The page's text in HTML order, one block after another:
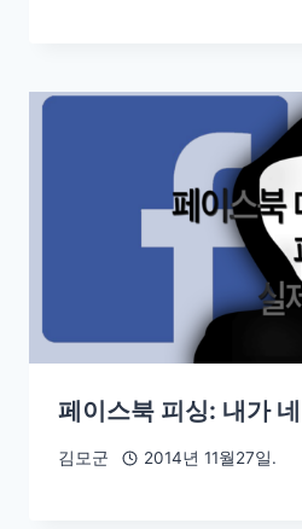
페이스북 피싱: 내가
김모군 2014년 11월27일.